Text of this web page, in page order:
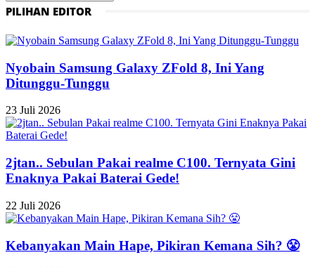
PILIHAN EDITOR
Nyobain Samsung Galaxy ZFold 8, Ini Yang
Ditunggu-Tunggu
23 Juli 2026
2jtan.. Sebulan Pakai realme C100. Ternyata Gini
Enaknya Pakai Baterai Gede!
22 Juli 2026
Kebanyakan Main Hape, Pikiran Kemana Sih? 😤